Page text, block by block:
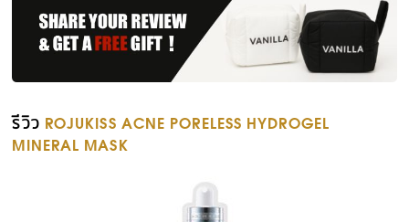
รีวิว ROJUKISS ACNE PORELESS HYDROGEL
MINERAL MASK